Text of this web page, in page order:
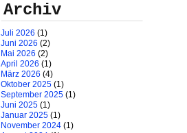
Archiv
Juli 2026 (1)
Juni 2026 (2)
Mai 2026 (2)
April 2026 (1)
März 2026 (4)
Oktober 2025 (1)
September 2025 (1)
Juni 2025 (1)
Januar 2025 (1)
November 2024 (1)